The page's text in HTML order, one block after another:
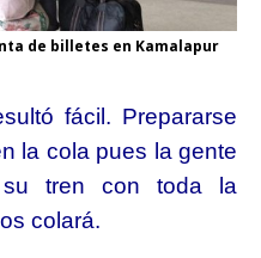
en Kamalapur
fácil. Prepararse
la cola pues la gente
su tren con toda la
colará.